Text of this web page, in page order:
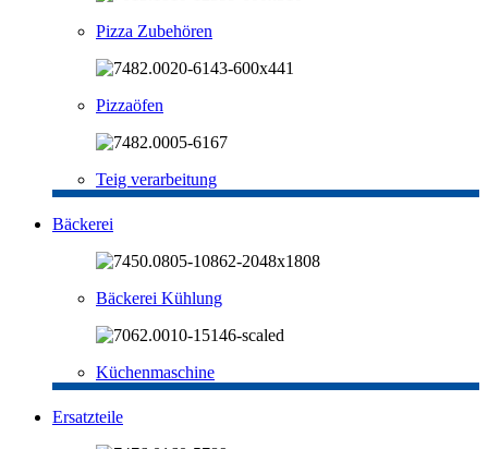
Pizza Zubehören
Pizzaöfen
Teig verarbeitung
Bäckerei
Bäckerei Kühlung
Küchenmaschine
Ersatzteile